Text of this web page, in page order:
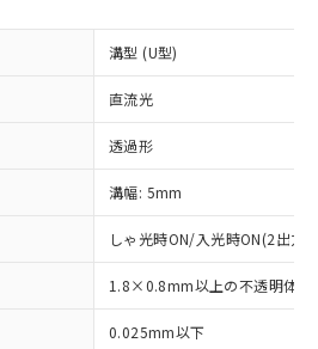
溝型 (U型)
直流光
透過形
溝幅: 5mm
しゃ光時ON/入光時ON(2出力
1.8×0.8mm以上の不透明体
0.025mm以下